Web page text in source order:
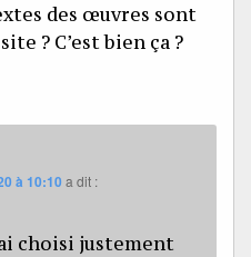
des œuvres sont
? C’est bien ça ?
à 10:10 a dit :
choisi justement